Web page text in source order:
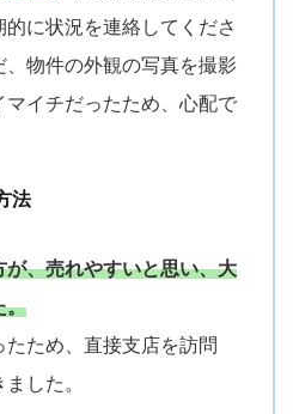
に状況を連絡してくださ
、物件の外観の写真を撮影
マイチだったため、心配で
法
、売れやすいと思い、大
。
ため、直接支店を訪問
した。